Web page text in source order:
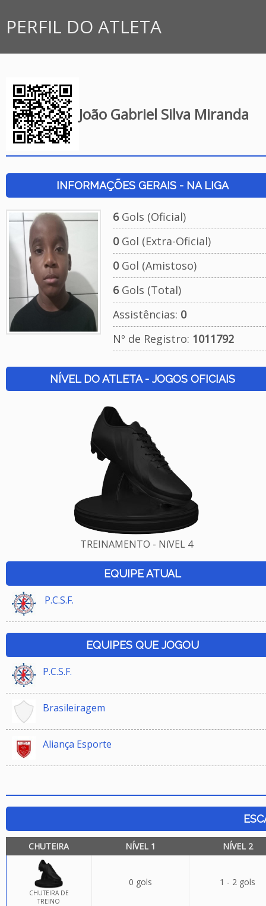
PERFIL DO ATLETA
João Gabriel Silva Miranda
INFORMAÇÕES GERAIS - NA LIGA
6Gols (Oficial)
0Gol (Extra-Oficial)
0Gol (Amistoso)
6Gols (Total)
Assistências: 0
Nº de Registro: 1011792
NÍVEL DO ATLETA - JOGOS OFICIAIS
TREINAMENTO - NíVEL 4
EQUIPE ATUAL
P.C.S.F.
EQUIPES QUE JOGOU
P.C.S.F.
Brasileiragem
Aliança Esporte
CHUTEIRA NÍVEL 1 NÍVEL 2
CHUTEIRA DE
TREINO
0 gols 1 - 2 gols